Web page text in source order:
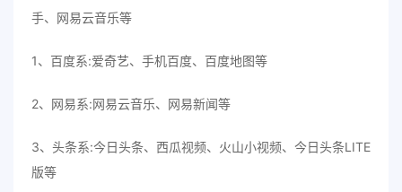
手、网易云音乐等
1、百度系:爱奇艺、手机百度、百度地图等
2、网易系:网易云音乐、网易新闻等
3、头条系:今日头条、西瓜视频、火山小视频、今日头条LITE
版等